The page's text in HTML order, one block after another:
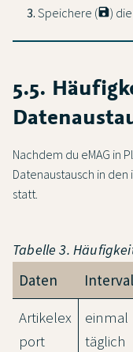
Speichere (
)
5.5.
Nachdem du eMAG in
Datenaustausch in den
statt.
Tabelle 3.
Daten
Artikelex
port
einmal
täglich